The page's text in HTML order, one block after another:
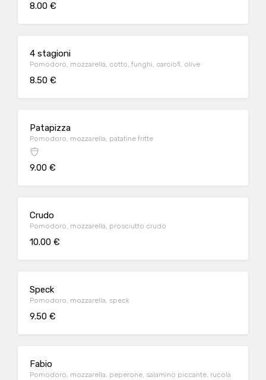
8.00 €
4 stagioni
Pomodoro, mozzarella, cotto, funghi, carciofi, olive
8.50 €
Patapizza
Pomodoro, mozzarella, patatine fritte
9.00 €
Crudo
Pomodoro, mozzarella, prosciutto crudo
10.00 €
Speck
Pomodoro, mozzarella, speck
9.50 €
Fabio
Pomodoro, mozzarella, peperone, salamino piccante, rucola